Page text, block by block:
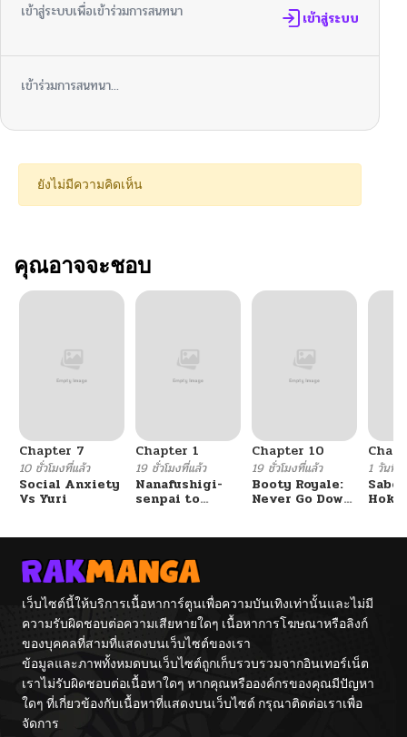
เข้าสู่ระบบเพื่อเข้าร่วมการสนทนา เข้าสู่ระบบ
เข้าร่วมการสนทนา...
ยังไม่มีความคิดเห็น
คุณอาจจะชอบ
Chapter 7
10 ชั่วโมงที่แล้ว
Social Anxiety
Vs Yuri
Chapter 1
19 ชั่วโมงที่แล้ว
Nanafushigi-
senpai to
Chapter 10
19 ชั่วโมงที่แล้ว
Booty Royale:
Never Go Down
1 วันที่แ
เว็บไซต์นี้ให้บริการเนื้อหาการ์ตูนเพื่อความบันเทิงเท่านั้นและไม่มี
ความรับผิดชอบต่อความเสียหายใดๆ เนื้อหาการโฆษณาหรือลิงก์
ของบุคคลที่สามที่แสดงบนเว็บไซต์ของเรา
ข้อมูลและภาพทั้งหมดบนเว็บไซต์ถูกเก็บรวบรวมจากอินเทอร์เน็ต
เราไม่รับผิดชอบต่อเนื้อหาใดๆ หากคุณหรือองค์กรของคุณมีปัญหา
ใดๆ ที่เกี่ยวข้องกับเนื้อหาที่แสดงบนเว็บไซต์ กรุณาติดต่อเราเพื่อ
จัดการ